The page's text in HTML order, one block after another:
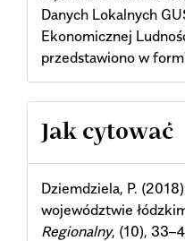
Danych Lokalnych
Ekonomicznej
przedstawiono w
Article
Details
Jak cytować
Dziemdziela, P.
województwie
Regionalny, (10),